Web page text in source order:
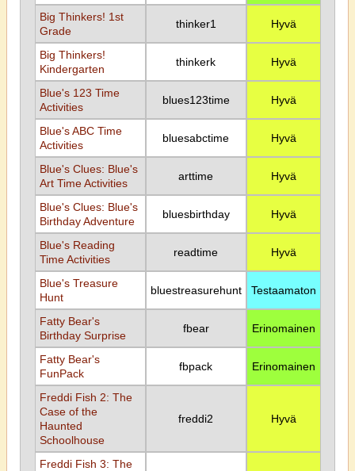
Big Thinkers! 1st
Grade
thinker1 Hyvä
Big Thinkers!
Kindergarten
thinkerk Hyvä
Blue's 123 Time
Activities
blues123time Hyvä
Blue's ABC Time
Activities
bluesabctime Hyvä
Blue's Clues: Blue's
Art Time Activities
arttime Hyvä
Blue's Clues: Blue's
Birthday Adventure
bluesbirthday Hyvä
Blue's Reading
Time Activities
readtime Hyvä
Blue's Treasure
Hunt
bluestreasurehunt Testaamaton
Fatty Bear's
Birthday Surprise
fbear Erinomainen
Fatty Bear's
FunPack
fbpack Erinomainen
Freddi Fish 2: The
Case of the
Haunted
Schoolhouse
freddi2 Hyvä
Freddi Fish 3: The